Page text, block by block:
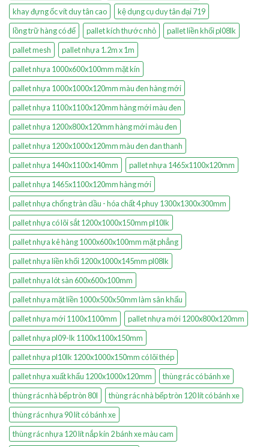
khay đựng ốc vít duy tân cao
kệ dụng cụ duy tân đại 719
lồng trữ hàng có đế
pallet kích thước nhỏ
pallet liền khối pl08lk
pallet mesh
pallet nhựa 1.2m x 1m
pallet nhựa 1000x600x100mm mặt kín
pallet nhựa 1000x1000x120mm màu đen hàng mới
pallet nhựa 1100x1100x120mm hàng mới màu đen
pallet nhựa 1200x800x120mm hàng mới màu đen
pallet nhựa 1200x1000x120mm màu đen đan thanh
pallet nhựa 1440x1100x140mm
pallet nhựa 1465x1100x120mm
pallet nhựa 1465x1100x120mm hàng mới
pallet nhựa chống tràn dầu - hóa chất 4 phuy 1300x1300x300mm
pallet nhựa có lõi sắt 1200x1000x150mm pl10lk
pallet nhựa kê hàng 1000x600x100mm mặt phẳng
pallet nhựa liền khối 1200x1000x145mm pl08lk
pallet nhựa lót sàn 600x600x100mm
pallet nhựa mặt liền 1000x500x50mm làm sân khấu
pallet nhựa mới 1100x1100mm
pallet nhựa mới 1200x800x120mm
pallet nhựa pl09-lk 1100x1100x150mm
pallet nhựa pl10lk 1200x1000x150mm có lõi thép
pallet nhựa xuất khẩu 1200x1000x120mm
thùng rác có bánh xe
thùng rác nhà bếp tròn 80l
thùng rác nhà bếp tròn 120 lít có bánh xe
thùng rác nhựa 90 lít có bánh xe
thùng rác nhựa 120 lít nắp kín 2 bánh xe màu cam